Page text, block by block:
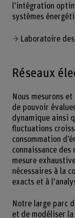
l’intégration
systèmes
Laboratoire
Réseaux
Nous mesurons
de pouvoir
dynamique ainsi
fluctuations
consommation
connaissance des
mesure
nécessaires à la
exacts et à
Notre large parc
et de modéliser